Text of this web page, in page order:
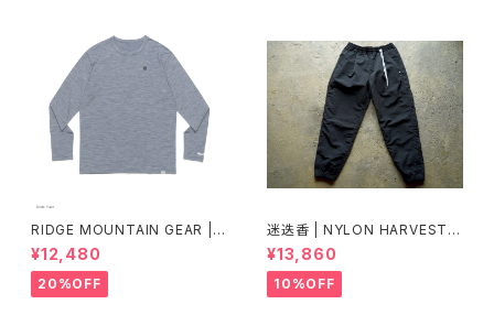
RIDGE MOUNTAIN GEAR |
Merino Basic Long Sleeve
Tee "Micro Border"
¥12,480
20%OFF
迷迭香 | NYLON HARVEST T
RAINER Ver.2025 Lot.3
¥13,860
10%OFF